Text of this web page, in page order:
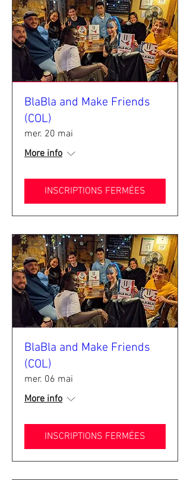
BlaBla and Make Friends
(COL)
mer. 20 mai
More info
INSCRIPTIONS FERMÉES
BlaBla and Make Friends
(COL)
mer. 06 mai
More info
INSCRIPTIONS FERMÉES